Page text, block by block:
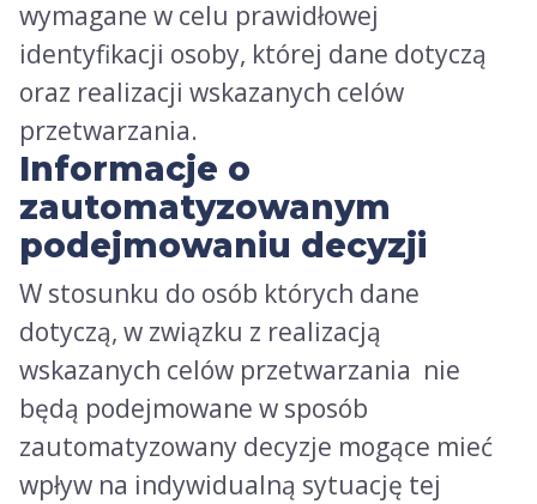
wymagane w celu prawidłowej
identyfikacji osoby, której dane dotyczą
oraz realizacji wskazanych celów
przetwarzania.
Informacje o
zautomatyzowanym
podejmowaniu decyzji
W stosunku do osób których dane
dotyczą, w związku z realizacją
wskazanych celów przetwarzania nie
będą podejmowane w sposób
zautomatyzowany decyzje mogące mieć
wpływ na indywidualną sytuację tej